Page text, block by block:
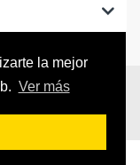
la mejor
Ver másreservados.